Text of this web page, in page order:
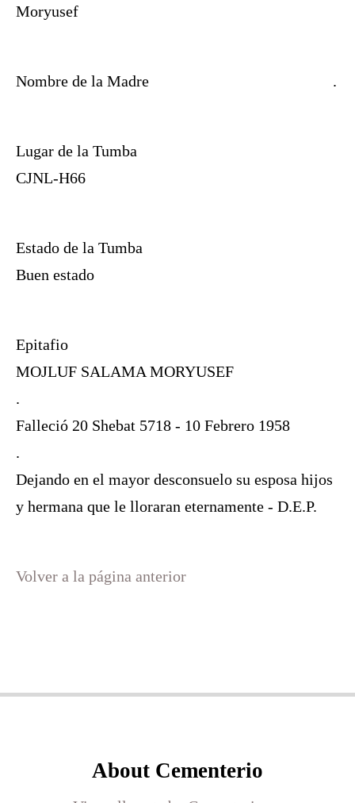
Moryusef
Nombre de la Madre .
Lugar de la Tumba
CJNL-H66
Estado de la Tumba
Buen estado
Epitafio
MOJLUF SALAMA MORYUSEF
.
Falleció 20 Shebat 5718 - 10 Febrero 1958
.
Dejando en el mayor desconsuelo su esposa hijos
y hermana que le lloraran eternamente - D.E.P.
Volver a la página anterior
About Cementerio